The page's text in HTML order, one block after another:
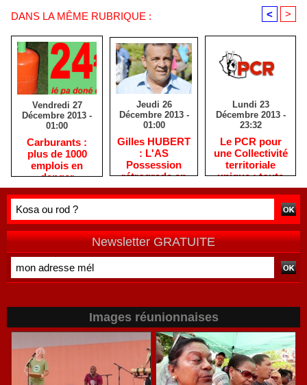
DANS LA MÊME RUBRIQUE : < >
Vendredi 27
Décembre 2013 -
01:00
Carburants :
plus de 1000
emplois en
danger
Jeudi 26
Décembre 2013 -
01:00
Gilles HUBERT
: L'AS
Possession
rétrograde en
deuxième
division
Lundi 23
Décembre 2013 -
23:32
Le PCR pour
une Collectivité
territoriale
unique : toute
autre prise de
position ne peut
qu'individuelle
Newsletter GRATUITE
Images réunionnaises